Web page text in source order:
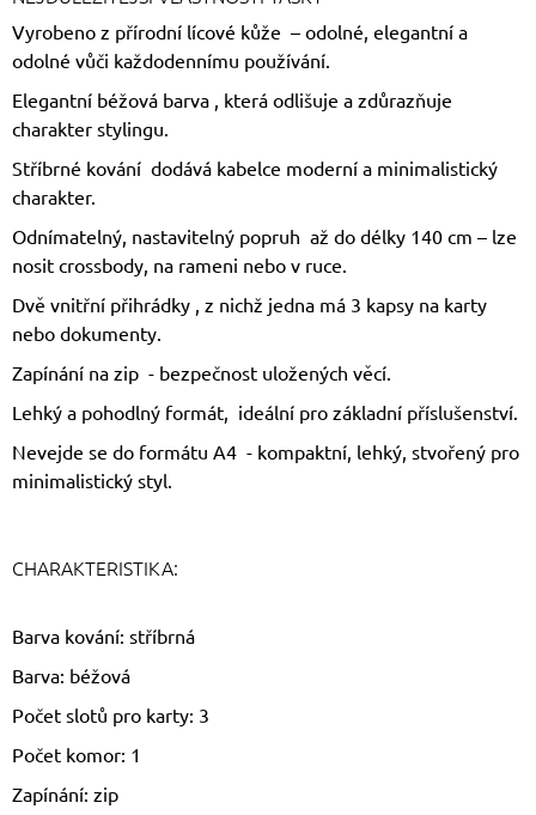
Vyrobeno z přírodní lícové kůže – odolné, elegantní a
odolné vůči každodennímu používání.
Elegantní béžová barva , která odlišuje a zdůrazňuje
charakter stylingu.
Stříbrné kování dodává kabelce moderní a minimalistický
charakter.
Odnímatelný, nastavitelný popruh až do délky 140 cm – lze
nosit crossbody, na rameni nebo v ruce.
Dvě vnitřní přihrádky , z nichž jedna má 3 kapsy na karty
nebo dokumenty.
Zapínání na zip - bezpečnost uložených věcí.
Lehký a pohodlný formát, ideální pro základní příslušenství.
Nevejde se do formátu A4 - kompaktní, lehký, stvořený pro
minimalistický styl.
CHARAKTERISTIKA:
Barva kování: stříbrná
Barva: béžová
Počet slotů pro karty: 3
Počet komor: 1
Zapínání: zip